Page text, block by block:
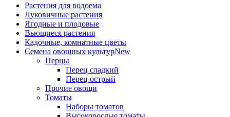
Растения для водоема
Луковичные растения
Ягодные и плодовые
Вьющиеся растения
Кадочные, комнатные цветы
Семена овощных культурNew
Перцы
Перец сладкий
Перец острый
Прочие овощи
Томаты
Наборы томатов